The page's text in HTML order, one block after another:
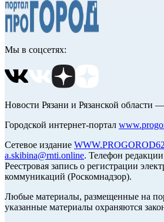
Мы в соцсетях:
Новости Рязани и Рязанской области
Городской интернет-портал
Сетевое издание
a.skibina@rnti.online. Телефон
Реестровая запись о регистрации
коммуникаций (Роскомнадзор).
Любые материалы, размещенные на
указанные материалы охраняются